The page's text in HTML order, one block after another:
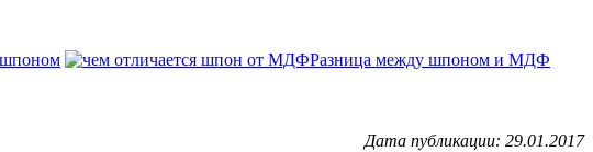
Разница между шпоном и МДФ
Дата публикации: 29.01.2017